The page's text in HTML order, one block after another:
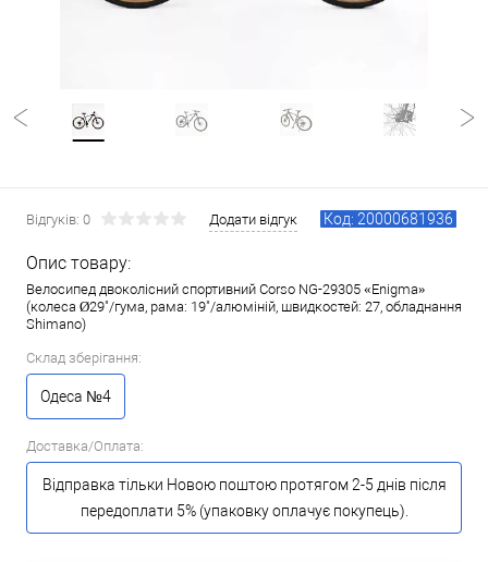
Відгуків: 0 Додати відгук Код: 20000681936
Опис товару:
Велосипед двоколісний спортивний Corso NG-29305 «Enigma»
(колеса Ø29"/гума, рама: 19"/алюміній, швидкостей: 27, обладнання
Shimano)
Склад зберігання:
Одеса №4
Доставка/Оплата:
Відправка тільки Новою поштою протягом 2-5 днів після
передоплати 5% (упаковку оплачує покупець).